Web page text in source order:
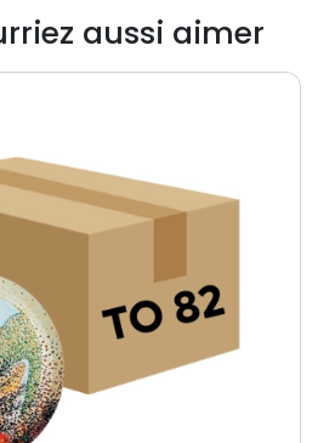
aussi aimer